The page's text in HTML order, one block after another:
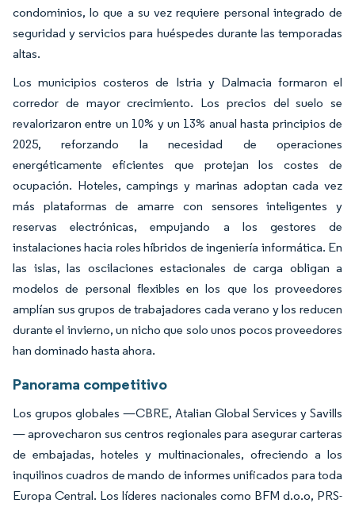
condominios, lo que a su vez requiere personal integrado de
seguridad y servicios para huéspedes durante las temporadas
altas.
Los municipios costeros de Istria y Dalmacia formaron el
corredor de mayor crecimiento. Los precios del suelo se
revalorizaron entre un 10% y un 13% anual hasta principios de
2025, reforzando la necesidad de operaciones
energéticamente eficientes que protejan los costes de
ocupación. Hoteles, campings y marinas adoptan cada vez
más plataformas de amarre con sensores inteligentes y
reservas electrónicas, empujando a los gestores de
instalaciones hacia roles híbridos de ingeniería informática. En
las islas, las oscilaciones estacionales de carga obligan a
modelos de personal flexibles en los que los proveedores
amplían sus grupos de trabajadores cada verano y los reducen
durante el invierno, un nicho que solo unos pocos proveedores
han dominado hasta ahora.
Panorama competitivo
Los grupos globales —CBRE, Atalian Global Services y Savills
— aprovecharon sus centros regionales para asegurar carteras
de embajadas, hoteles y multinacionales, ofreciendo a los
inquilinos cuadros de mando de informes unificados para toda
Europa Central. Los líderes nacionales como BFM d.o.o, PRS-